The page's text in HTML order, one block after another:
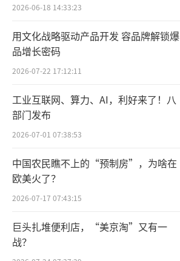
2026-06-18 14:33:23
用文化战略驱动产品开发 容品牌解锁爆
品增长密码
2026-07-22 17:12:11
工业互联网、算力、AI，利好来了！八
部门发布
2026-07-01 07:38:53
中国农民瞧不上的“预制房”，为啥在
欧美火了？
2026-07-17 07:43:15
巨头扎堆便利店，“美京淘”又有一
战？